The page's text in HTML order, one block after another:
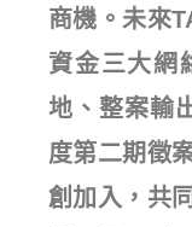
商機。未來
資金三大網
地、整案輸
度第二期徵
創加入，共